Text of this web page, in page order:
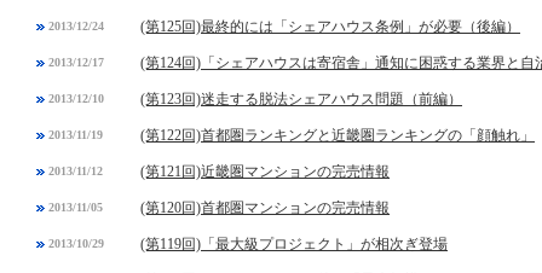
2013/12/24 (第125回)最終的には「シェアハウス条例」が必要（後編）
2013/12/17 (第124回)「シェアハウスは寄宿舎」通知に困惑する業界と自
2013/12/10 (第123回)迷走する脱法シェアハウス問題（前編）
2013/11/19 (第122回)首都圏ランキングと近畿圏ランキングの「顔触れ」
2013/11/12 (第121回)近畿圏マンションの完売情報
2013/11/05 (第120回)首都圏マンションの完売情報
2013/10/29 (第119回)「最大級プロジェクト」が相次ぎ登場